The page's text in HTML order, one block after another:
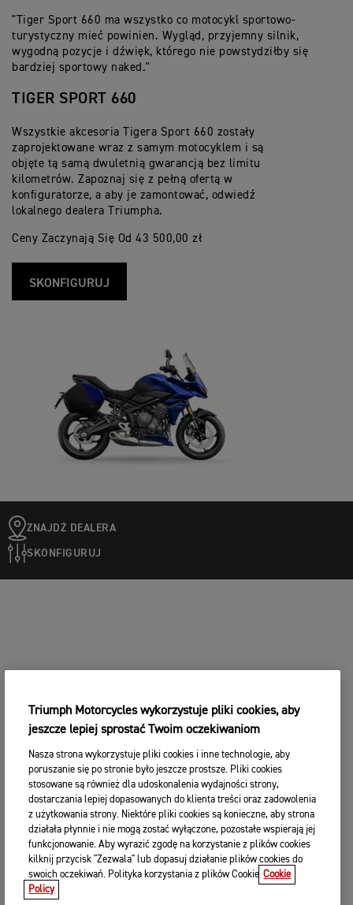
"Tiger Sport 660 ma wszystko co motocykl sportowo-
turystyczny mieć powinien. Wygląd, przyjemny silnik,
wygodną pozycje i dźwięk, którego nie powstydziłby się
bardziej sportowy naked."
TIGER SPORT 660
Wszystkie akcesoria Tigera Sport 660 zostały
zaprojektowane wraz z samym motocyklem i są
objęte tą samą dwuletnią gwarancją bez limitu
kilometrów. Zapoznaj się z pełną ofertą w
konfiguratorze, a aby je zamontować, odwiedź
lokalnego dealera Triumpha.
Ceny Zaczynają Się Od 43 500,00 zł
SKONFIGURUJ
ZNAJDŹ DEALERA
SKONFIGURUJ
Triumph Motorcycles wykorzystuje pliki cookies, aby
jeszcze lepiej sprostać Twoim oczekiwaniom
Nasza strona wykorzystuje pliki cookies i inne technologie, aby
poruszanie się po stronie było jeszcze prostsze. Pliki cookies
stosowane są również dla udoskonalenia wydajności strony,
dostarczania lepiej dopasowanych do klienta treści oraz zadowolenia
z użytkowania strony. Niektóre pliki cookies są konieczne, aby strona
działała płynnie i nie mogą zostać wyłączone, pozostałe wspierają jej
funkcjonowanie. Aby wyrazić zgodę na korzystanie z plików cookies
kilknij przycisk "Zezwala" lub dopasuj działanie plików cookies do
swoich oczekiwań. Polityka korzystania z plików Cookie Cookie
Policy